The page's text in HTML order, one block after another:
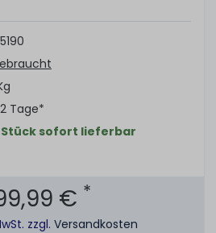
Tage*
Stück sofort lieferbar
€ *
zzgl. Versandkosten